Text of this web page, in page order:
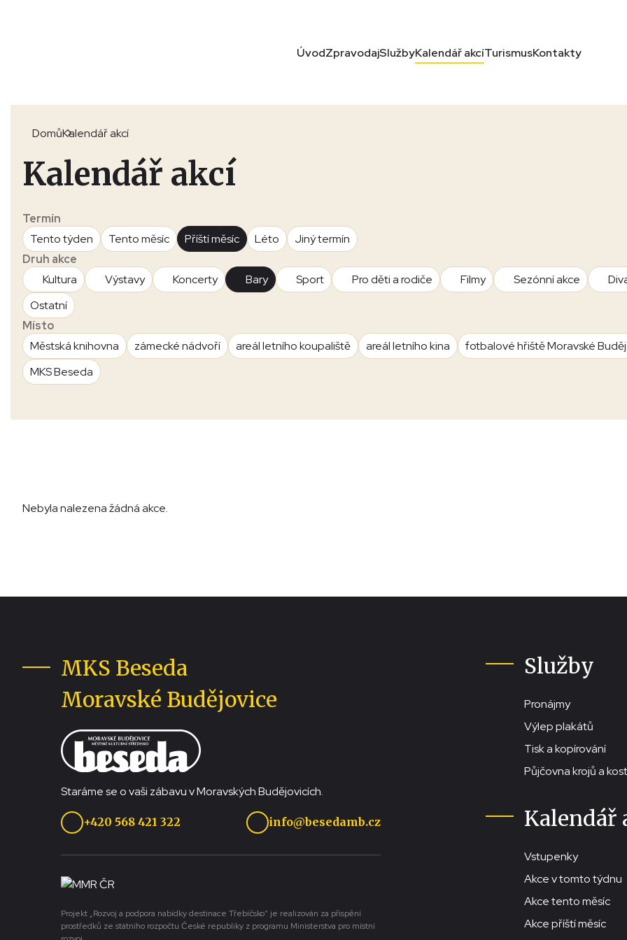
ÚvodZpravodajSlužbyKalendář akcíTurismusKontakty
DomůKalendář akcí
Kalendář akcí
Termín
Tento týden
Tento měsíc Příští měsíc Léto
Jiný termín
Druh akce
Kultura
Výstavy Koncerty Bary Sport Pro děti a rodiče Filmy Sezónní akce
Ostatní
Místo
Městská knihovna
zámecké nádvoří areál letního koupaliště areál letního kina
fotbalové hřiště Moravské
MKS Beseda
Nebyla nalezena žádná akce.
MKS Beseda
Moravské Budějovice
Staráme se o vaši zábavu v Moravských Budějovicích.
+420 568 421 322 info@besedamb.cz
Projekt „Rozvoj a podpora nabídky destinace Třebíčsko“ je realizován za přispění
prostředků ze státního rozpočtu České republiky z programu Ministerstva pro místní
Služby
Pronájmy
Výlep plakátů
Tisk a kopírování
Půjčovna krojů a
Kalendář
Vstupenky
Akce v tomto týdnu
Akce tento měsíc
Akce příští měsíc